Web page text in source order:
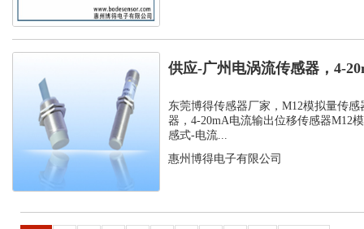
供应-广州电涡流传感器，4-
位移传...
东莞博得传感器厂家，M12模拟量传
器，4-20mA电流输出位移传感器M12
感式-电流...
惠州博得电子有限公司